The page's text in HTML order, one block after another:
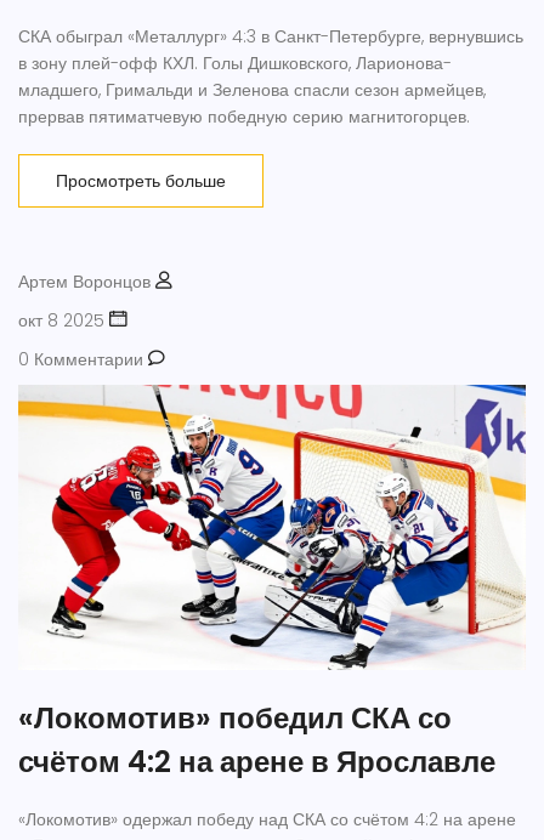
СКА обыграл «Металлург» 4:3 в Санкт-Петербурге, вернувшись
в зону плей-офф КХЛ. Голы Дишковского, Ларионова-
младшего, Гримальди и Зеленова спасли сезон армейцев,
прервав пятиматчевую победную серию магнитогорцев.
Просмотреть больше
Артем Воронцов
окт 8 2025
0 Комментарии
«Локомотив» победил СКА со
счётом 4:2 на арене в Ярославле
«Локомотив» одержал победу над СКА со счётом 4:2 на арене